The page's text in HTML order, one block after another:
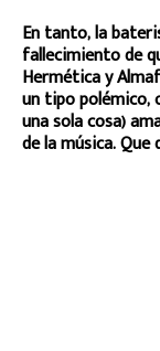
En tanto, la
fallecimiento de
Hermética y
un tipo polémico,
una sola cosa)
de la música. Que